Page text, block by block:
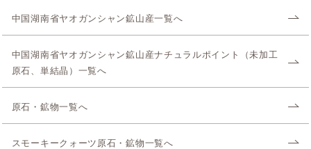
中国湖南省ヤオガンシャン鉱山産一覧へ
中国湖南省ヤオガンシャン鉱山産ナチュラルポイント（未加工
原石、単結晶）一覧へ
原石・鉱物一覧へ
スモーキークォーツ原石・鉱物一覧へ